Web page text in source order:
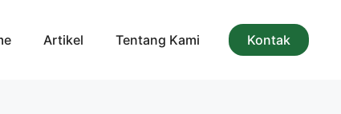
Artikel Tentang Kami Kontak